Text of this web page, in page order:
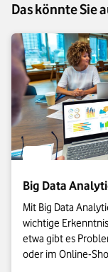
Das könnte Sie
Big Data
Mit Big Data
wichtige
etwa gibt es
oder im Online-